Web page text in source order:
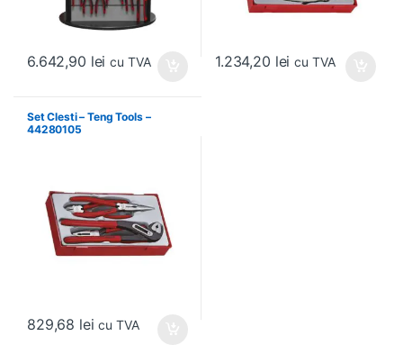
6.642,90 lei cu TVA 1.234,20 lei cu TVA
Set Clesti – Teng Tools –
44280105
829,68 lei cu TVA